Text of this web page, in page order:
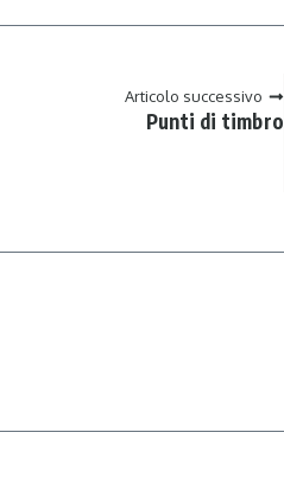
Articolo successivo
Punti di timbro